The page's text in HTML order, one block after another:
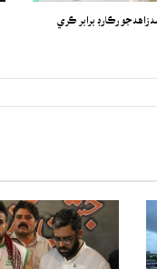
وٺي محمد زاهد جو رڪارڊ برابر ڪري